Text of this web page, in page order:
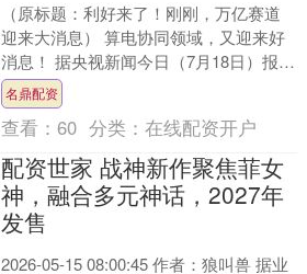
（原标题：利好来了！刚刚，万亿赛道
迎来大消息） 算电协同领域，又迎来好
消息！ 据央视新闻今日（7月18日）报
道，在2026世界人工智能大会上，国家
能源局负责人透....
名鼎配资
查看：60 分类：在线配资开户
配资世家 战神新作聚焦菲女
神，融合多元神话，2027年
发售
2026-05-15 08:00:45 作者：狼叫兽 据业